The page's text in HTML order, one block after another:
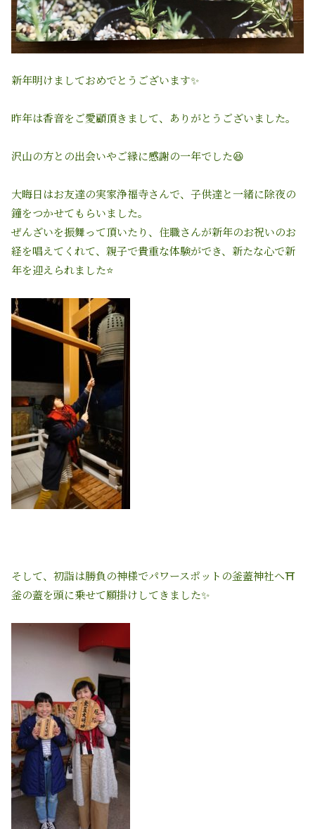
新年明けましておめでとうございます✨
昨年は香音をご愛顧頂きまして、ありがとうございました。
沢山の方との出会いやご縁に感謝の一年でした😆
大晦日はお友達の実家浄福寺さんで、子供達と一緒に除夜の
鐘をつかせてもらいました。
ぜんざいを振舞って頂いたり、住職さんが新年のお祝いのお
経を唱えてくれて、親子で貴重な体験ができ、新たな心で新
年を迎えられました⭐️
そして、初詣は勝負の神様でパワースポットの釜蓋神社へ⛩
釜の蓋を頭に乗せて願掛けしてきました✨